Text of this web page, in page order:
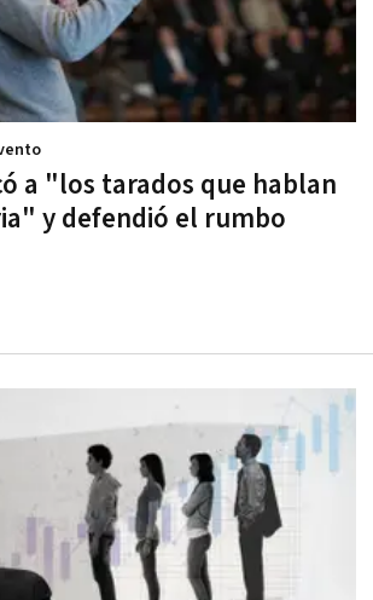
a "los tarados que hablan
y defendió el rumbo